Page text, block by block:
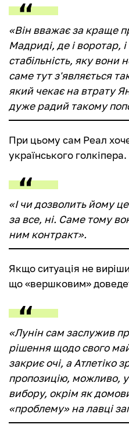
«Він вважає за краще
Мадриді, де і воротар,
стабільність, яку вони
саме тут з'являється
який чекає на втрату
дуже радий такому
При цьому сам Реал
українського голкіпера.
«І чи дозволить йому
за все, ні. Саме тому
ним контракт».
Якщо ситуація не
що «вершковим»
«Лунін сам заслужив
рішення щодо свого
закриє очі, а Атлетіко
пропозицію, можливо,
вибору, окрім як
«проблему» на лавці